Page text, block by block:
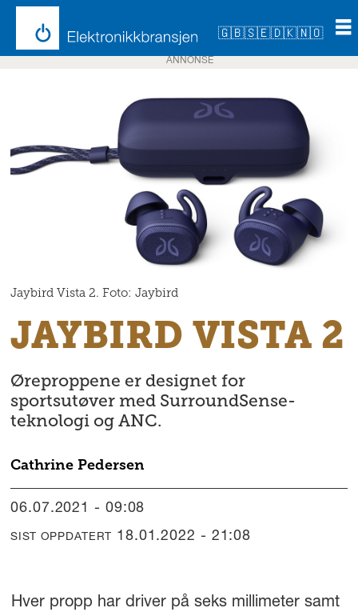
🇬🇧🇸🇪🇩🇰🇳🇴
ANNONSE
Jaybird Vista 2. Foto: Jaybird
JAYBIRD VISTA 2
Øreproppene er designet for
sportsutøver med SurroundSense-
teknologi og ANC.
Cathrine Pedersen
06.07.2021 - 09:08
SIST OPPDATERT 18.01.2022 - 21:08
Hver propp har driver på seks millimeter samt